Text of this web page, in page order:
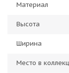
Материал
Высота
Ширина
Место в